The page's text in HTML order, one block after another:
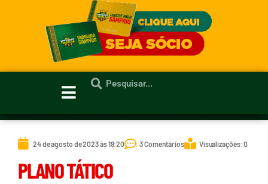
24 de agosto de 2023 às 19:20 3 Comentários Visualizações: 0
PLANO TÁTICO